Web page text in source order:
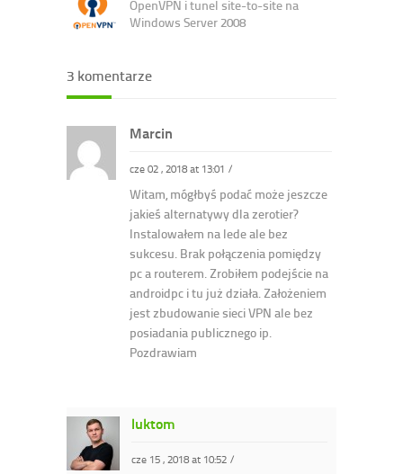
OpenVPN i tunel site-to-site na
Windows Server 2008
3 komentarze
Marcin
cze 02 , 2018 at 13:01 /
Witam, mógłbyś podać może jeszcze
jakieś alternatywy dla zerotier?
Instalowałem na lede ale bez
sukcesu. Brak połączenia pomiędzy
pc a routerem. Zrobiłem podejście na
androidpc i tu już działa. Założeniem
jest zbudowanie sieci VPN ale bez
posiadania publicznego ip.
Pozdrawiam
luktom
cze 15 , 2018 at 10:52 /